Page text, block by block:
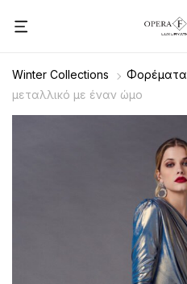
Winter Collections Φορέματα
μεταλλικό με έναν ώμο